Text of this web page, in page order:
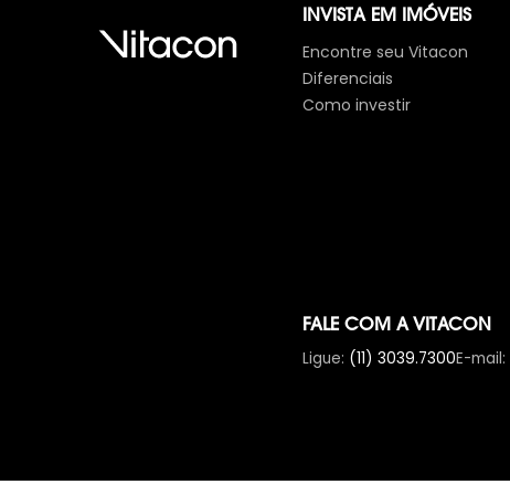
INVISTA EM IMÓVEIS
Encontre seu Vitacon
Diferenciais
Como investir
FALE COM A VITACON
Ligue: (11) 3039.7300E-mail: